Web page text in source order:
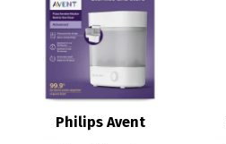
Philips Avent